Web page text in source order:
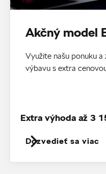
Akčný model
Využite našu ponuku
výbavu s extra
Dozvedieť sa viac
Extra výhoda až 3